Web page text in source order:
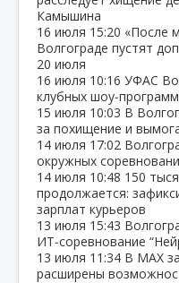
Камышина
16 июля 15:20 «После
Волгограде пустят
20 июля
16 июля 10:16 УФАС
клубных шоу‑программ
15 июля 10:03 В
за похищение и
14 июля 17:02
окружных
14 июля 10:48 150
продолжается:
зарплат курьеров
13 июля 15:43
ИТ‑соревнование
13 июля 11:34 В МАХ
расширены